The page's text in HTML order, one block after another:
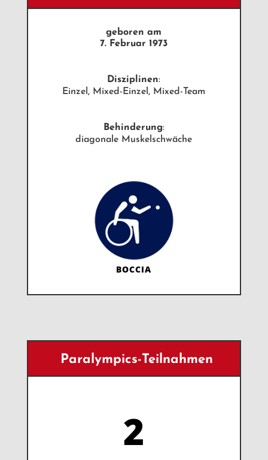
geboren am
7. Februar 1973
Disziplinen:
Einzel, Mixed-Einzel, Mixed-Team
Behinderung:
diagonale Muskelschwäche
BOCCIA
Paralympics-Teilnahmen
2